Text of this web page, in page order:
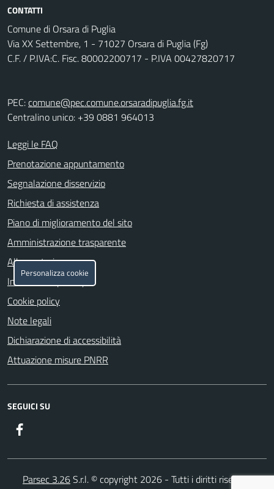
CONTATTI
Comune di Orsara di Puglia
Via XX Settembre, 1 - 71027 Orsara di Puglia (Fg)
C.F. / P.IVA:C. Fisc. 80002200717 - P.IVA 00427820717
PEC:comune@pec.comune.orsaradipuglia.fg.it
Centralino unico: +39 0881 964013
Leggi le FAQ
Prenotazione appuntamento
Segnalazione disservizio
Richiesta di assistenza
Piano di miglioramento del sito
Amministrazione trasparente
Albo pretorio
Informativa privacy
Cookie policy
Note legali
Dichiarazione di accessibilità
Attuazione misure PNRR
SEGUICI SU
Parsec 3.26S.r.l. © copyright 2026 - Tutti i diritti riservati
Personalizza cookie